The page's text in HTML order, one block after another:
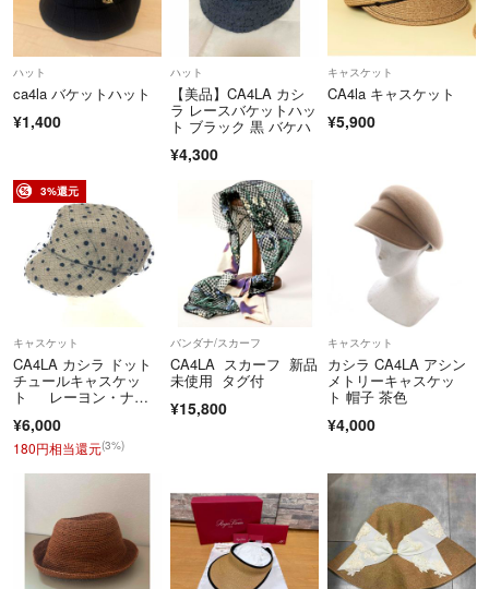
ハット
ca4la バケットハット
¥1,400
ハット
【美品】CA4LA カシ
ラ レースバケットハッ
ト ブラック 黒 バケハ
¥4,300
キャスケット
CA4la キャスケット
¥5,900
3%還元
キャスケット
CA4LA カシラ ドット
チュールキャスケッ
ト レーヨン・ナイ
ース / 241006003143
¥6,000
180円相当還元(3%)
バンダナ/スカーフ
CA4LA スカーフ 新品
未使用 タグ付
¥15,800
キャスケット
カシラ CA4LA アシン
メトリーキャスケッ
ト 帽子 茶色
¥4,000